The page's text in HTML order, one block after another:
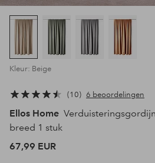
Kleur: Beige
10 6 beoordelingen
Ellos Home
breed 1 stuk
67,99 EUR